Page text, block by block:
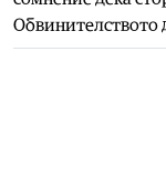
Обвинителството